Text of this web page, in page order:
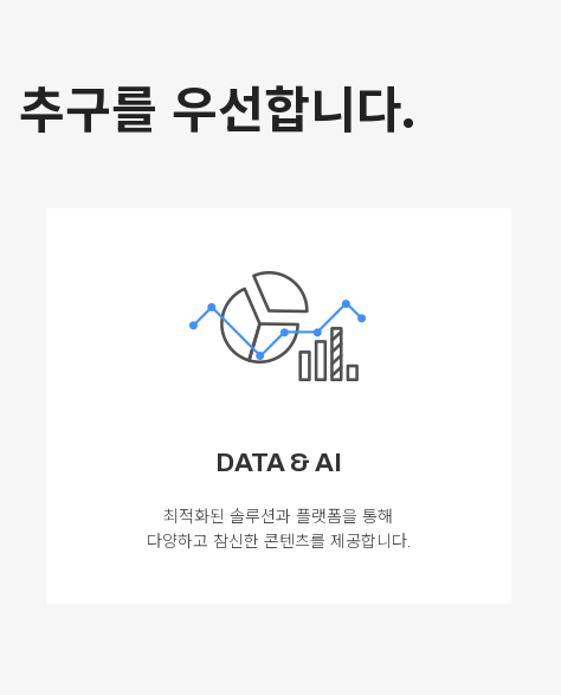
구를 우선합니다.
DATA & AI
최적화된 솔루션과 플랫폼을 통해
다양하고 참신한 콘텐츠를 제공합니다.